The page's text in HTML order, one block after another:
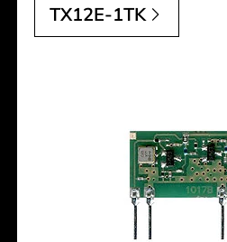
TX12E-1TK